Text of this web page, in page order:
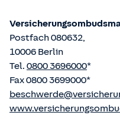
Postfach 080632,
10006 Berlin
Tel. 0800 3696000*
Fax 0800 3699000*